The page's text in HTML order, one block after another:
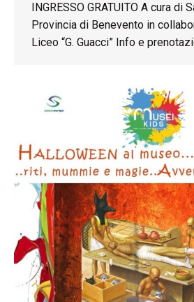
INGRESSO GRATUITO A cura di
Provincia di Benevento in
Liceo “G. Guacci” Info e